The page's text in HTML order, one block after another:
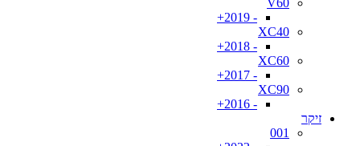
V60
- 2019+
XC40
- 2018+
XC60
- 2017+
XC90
- 2016+
זיקר
001